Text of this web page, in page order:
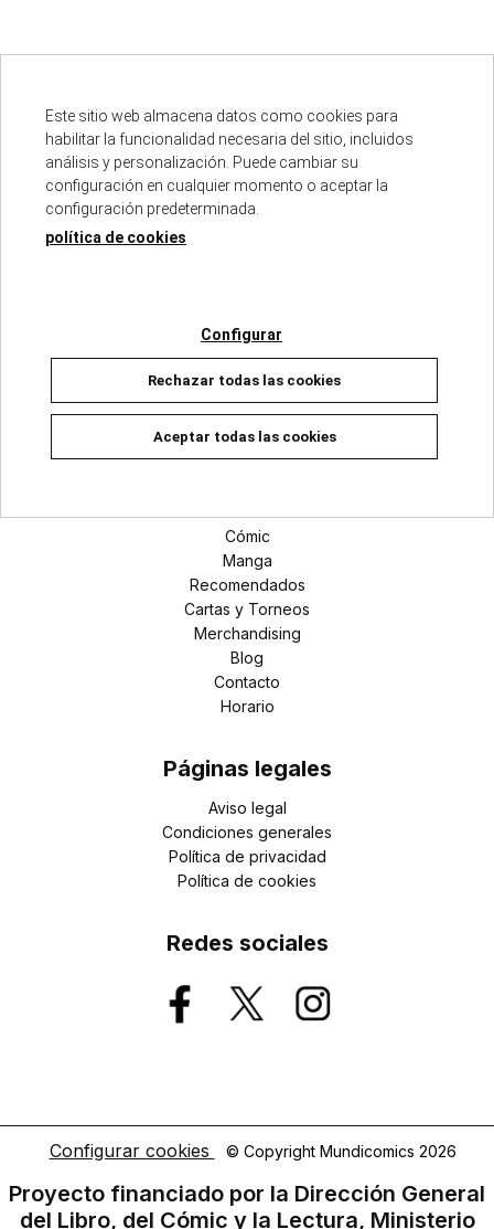
Punto oficial
Categorías
Superhéroes Marvel
Universo DC
Manga
Cómic
Manga
Recomendados
Cartas y Torneos
Merchandising
Blog
Contacto
Horario
Páginas legales
Aviso legal
Condiciones generales
Política de privacidad
Política de cookies
Redes sociales
Configurar cookies © Copyright Mundicomics 2026
Proyecto financiado por la Dirección General
del Libro, del Cómic y la Lectura, Ministerio
Este sitio web almacena datos como cookies para
habilitar la funcionalidad necesaria del sitio, incluidos
análisis y personalización. Puede cambiar su
configuración en cualquier momento o aceptar la
configuración predeterminada.
política de cookies
Configurar
Rechazar todas las cookies
Aceptar todas las cookies